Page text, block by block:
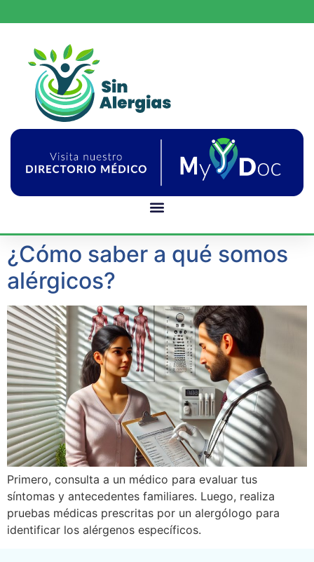
¿Cómo saber a qué somos
alérgicos?
Primero, consulta a un médico para evaluar tus
síntomas y antecedentes familiares. Luego, realiza
pruebas médicas prescritas por un alergólogo para
identificar los alérgenos específicos.